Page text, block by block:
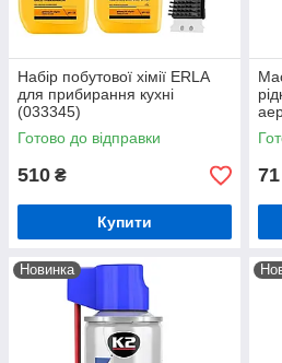
Набір побутової хімії ERLA
для прибирання кухні
(033345)
Готово до відправки
510 ₴
Купити
71
Новинка